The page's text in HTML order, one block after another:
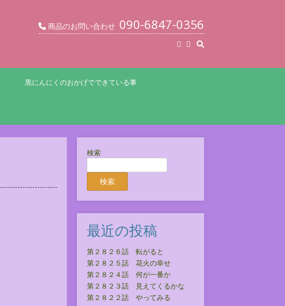
商品のお問い合わせ 090-6847-0356
黒にんにくのおかげでできている事
検索
検索
最近の投稿
第２８２６話 転がると
第２８２５話 花火の幸せ
第２８２４話 何が一番か
第２８２３話 見えてくるかな
第２８２２話 やってみる